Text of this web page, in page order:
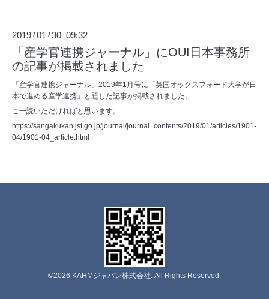
2019 /01 /30 09:32
「産学官連携ジャーナル」にOUI日本事務所
の記事が掲載されました
「産学官連携ジャーナル」2019年1月号に「英国オックスフォード大学が日
本で進める産学連携」と題した記事が掲載されました。
ご一読いただければと思います。
https://sangakukan.jst.go.jp/journal/journal_contents/2019/01/articles/1901-
04/1901-04_article.html
©2026 KAHMジャパン株式会社 . All Rights Reserved.